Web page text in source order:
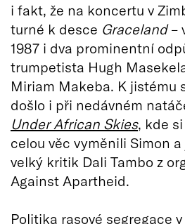
i fakt, že na koncertu v
turné k desce Graceland–
1987 i dva prominentní
trumpetista Hugh
Miriam Makeba. K jistému
došlo i při nedávném
Under African Skies, kde
celou věc vyměnili Simon
velký kritik Dali Tambo z
Against Apartheid.
Politika rasové segregace